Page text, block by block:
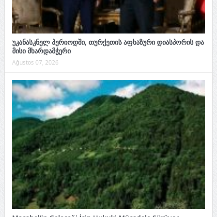
უკანასკნელ პერიოდში, თურქეთის აფხაზური დიასპორის და
მისი მხარდამჭერი
Ağustos 07, 2026